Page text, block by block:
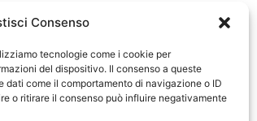
Consenso
tecnologie come i cookie per
del dispositivo. Il consenso a queste
dati come il comportamento di navigazione o ID
o ritirare il consenso può influire negativamente